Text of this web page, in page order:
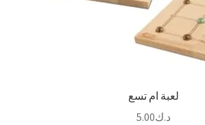
لعبة ام تسع
د.ك5.00